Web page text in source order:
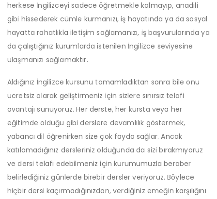
herkese İngilizceyi sadece öğretmekle kalmayıp, anadili
gibi hissederek cümle kurmanızı, iş hayatında ya da sosyal
hayatta rahatlıkla iletişim sağlamanızı, iş başvurularında ya
da çalıştığınız kurumlarda istenilen İngilizce seviyesine
ulaşmanızı sağlamaktır.
Aldığınız İngilizce kursunu tamamladıktan sonra bile onu
ücretsiz olarak geliştirmeniz için sizlere sınırsız telafi
avantajı sunuyoruz. Her derste, her kursta veya her
eğitimde olduğu gibi derslere devamlılık göstermek,
yabancı dil öğrenirken size çok fayda sağlar. Ancak
katılamadığınız dersleriniz olduğunda da sizi bırakmıyoruz
ve dersi telafi edebilmeniz için kurumumuzla beraber
belirlediğiniz günlerde birebir dersler veriyoruz. Böylece
hiçbir dersi kaçırmadığınızdan, verdiğiniz emeğin karşılığını